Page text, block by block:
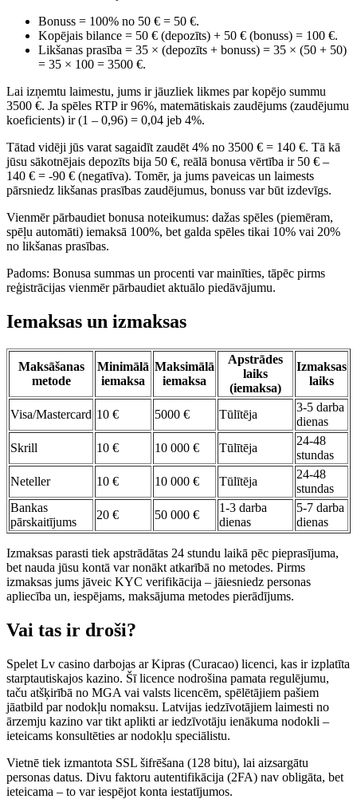
Bonuss = 100% no 50 € = 50 €.
Kopējais bilance = 50 € (depozīts) + 50 € (bonuss) = 100 €.
Likšanas prasība = 35 × (depozīts + bonuss) = 35 × (50 + 50)
= 35 × 100 = 3500 €.
Lai izņemtu laimestu, jums ir jāuzliek likmes par kopējo summu
3500 €. Ja spēles RTP ir 96%, matemātiskais zaudējums (zaudējumu
koeficients) ir (1 – 0,96) = 0,04 jeb 4%.
Tātad vidēji jūs varat sagaidīt zaudēt 4% no 3500 € = 140 €. Tā kā
jūsu sākotnējais depozīts bija 50 €, reālā bonusa vērtība ir 50 € –
140 € = -90 € (negatīva). Tomēr, ja jums paveicas un laimests
pārsniedz likšanas prasības zaudējumus, bonuss var būt izdevīgs.
Vienmēr pārbaudiet bonusa noteikumus: dažas spēles (piemēram,
spēļu automāti) iemaksā 100%, bet galda spēles tikai 10% vai 20%
no likšanas prasības.
Padoms: Bonusa summas un procenti var mainīties, tāpēc pirms
reģistrācijas vienmēr pārbaudiet aktuālo piedāvājumu.
Iemaksas un izmaksas
Maksāšanas
metode
Minimālā
iemaksa
Maksimālā
iemaksa
Apstrādes
laiks
(iemaksa)
Izmaksas
laiks
Visa/Mastercard 10 € 5000 € Tūlītēja
3-5 darba
dienas
Skrill
10 € 10 000 € Tūlītēja
24-48
stundas
Neteller
10 € 10 000 € Tūlītēja
24-48
stundas
Bankas
pārskaitījums
20 € 50 000 €
1-3 darba
dienas
5-7 darba
dienas
Izmaksas parasti tiek apstrādātas 24 stundu laikā pēc pieprasījuma,
bet nauda jūsu kontā var nonākt atkarībā no metodes. Pirms
izmaksas jums jāveic KYC verifikācija – jāiesniedz personas
apliecība un, iespējams, maksājuma metodes pierādījums.
Vai tas ir droši?
Spelet Lv casino darbojas ar Kipras (Curacao) licenci, kas ir izplatīta
starptautiskajos kazino. Šī licence nodrošina pamata regulējumu,
taču atšķirībā no MGA vai valsts licencēm, spēlētājiem pašiem
jāatbild par nodokļu nomaksu. Latvijas iedzīvotājiem laimesti no
ārzemju kazino var tikt aplikti ar iedzīvotāju ienākuma nodokli –
ieteicams konsultēties ar nodokļu speciālistu.
Vietnē tiek izmantota SSL šifrēšana (128 bitu), lai aizsargātu
personas datus. Divu faktoru autentifikācija (2FA) nav obligāta, bet
ieteicama – to var iespējot konta iestatījumos.